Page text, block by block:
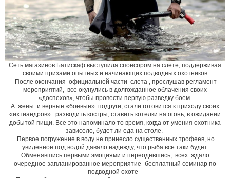
Сеть магазинов Батискаф выступила спонсором на слете, поддерживая
своими призами опытных и начинающих подводных охотников
После окончания официальной части слета , прослушав регламент
мероприятий, все окунулись в долгожданное облачения своих
«доспехов», чтобы провести первую разведку боем.
А жены и верные «боевые» подруги, стали готовится к приходу своих
«ихтиандров»: разводить костры, ставить котелки на огонь, в ожидании
добытой пищи. Все это напоминало то время, когда от умения охотника
зависело, будет ли еда на столе.
Первое погружение в воду не принесло существенных трофеев, но
увиденное под водой давало надежду,что рыба все таки будет.
Обменявшись первыми эмоциями и переодевшись, всех ждало
очередное запланированное мероприятие- бесплатный семинар по
подводной охоте